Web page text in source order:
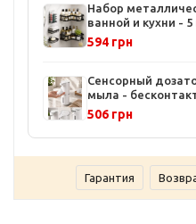
Набор
ванной и кухни -
угловые полки,
сверления
594 грн
Сенсорный
мыла -
подачи, USB-
автоматическое
движения
506 грн
Гарантия